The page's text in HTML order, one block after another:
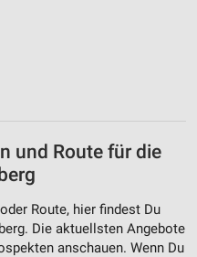
und Route für die
Route, hier findest Du
Die aktuellsten Angebote
anschauen. Wenn Du